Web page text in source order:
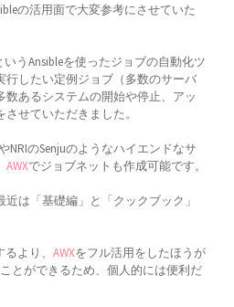
の活用面で大変参考にさせていた
いうAnsibleを使ったジョブの自動化ツ
行したい定例ジョブ（多数のサーバ
数あるシステムの開始や停止、アッ
せていただきました。
NRIのSenjuのようなハイエンドなサ
AWXでジョブネットも作成可能です。
は「基礎編」と「クックブック」
より、 AWXをフル活用をしたほうが
とができるため、個人的には便利だ